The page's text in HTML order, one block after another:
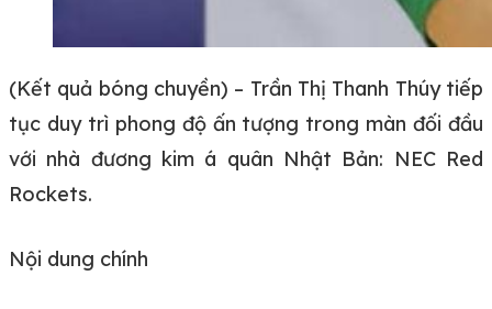
(Kết quả bóng chuyền) – Trần Thị Thanh Thúy tiếp
tục duy trì phong độ ấn tượng trong màn đối đầu
với nhà đương kim á quân Nhật Bản: NEC Red
Rockets.
Nội dung chính